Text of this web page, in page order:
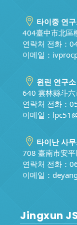
타이중 연
404臺中市北區
연락처 전화：
이메일：
윈린 연구소
640 雲林縣斗
연락처 전화：
이메일：
타이난 사
708 臺南市安
연락처 전화：
이메일：
Jingxun